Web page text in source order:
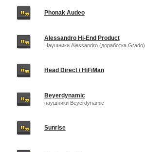
Phonak Audeo
Alessandro Hi-End Product
Наушники Alessandro (доработка Grado)
Head Direct / HiFiMan
Beyerdynamic
наушники Beyerdynamic
Sunrise